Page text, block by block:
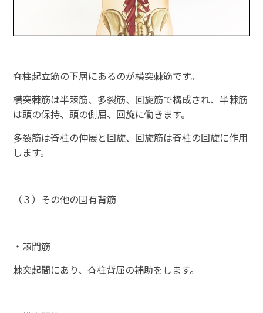
脊柱起立筋の下層にあるのが横突棘筋です。
横突棘筋は半棘筋、多裂筋、回旋筋で構成され、半棘筋
は頭の保持、頭の側屈、回旋に働きます。
多裂筋は脊柱の伸展と回旋、回旋筋は脊柱の回旋に作用
します。
（３）その他の固有背筋
・棘間筋
棘突起間にあり、脊柱背屈の補助をします。